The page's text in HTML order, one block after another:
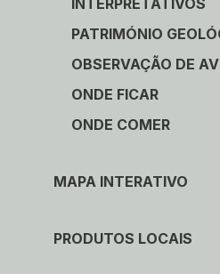
PATRIMÓNIO
OBSERVAÇÃO DE
ONDE FICAR
ONDE COMER
MAPA INTERATIVO
PRODUTOS LOCAIS